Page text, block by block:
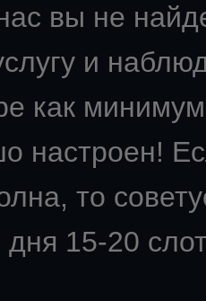
вы не
и
как
настроен!
то
15-20